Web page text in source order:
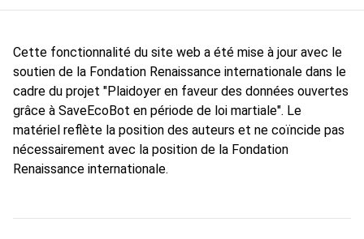
Cette fonctionnalité du site web a été mise à jour avec le
soutien de la Fondation Renaissance internationale dans le
cadre du projet "Plaidoyer en faveur des données ouvertes
grâce à SaveEcoBot en période de loi martiale". Le
matériel reflète la position des auteurs et ne coïncide pas
nécessairement avec la position de la Fondation
Renaissance internationale.